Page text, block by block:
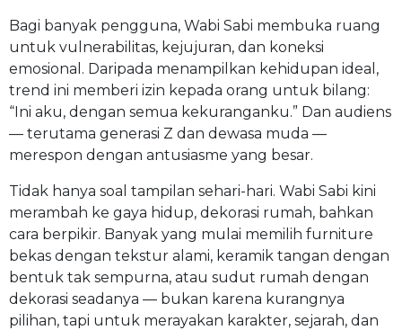
Bagi banyak pengguna, Wabi Sabi membuka ruang
untuk vulnerabilitas, kejujuran, dan koneksi
emosional. Daripada menampilkan kehidupan ideal,
trend ini memberi izin kepada orang untuk bilang:
“Ini aku, dengan semua kekuranganku.” Dan audiens
— terutama generasi Z dan dewasa muda —
merespon dengan antusiasme yang besar.
Tidak hanya soal tampilan sehari-hari. Wabi Sabi kini
merambah ke gaya hidup, dekorasi rumah, bahkan
cara berpikir. Banyak yang mulai memilih furniture
bekas dengan tekstur alami, keramik tangan dengan
bentuk tak sempurna, atau sudut rumah dengan
dekorasi seadanya — bukan karena kurangnya
pilihan, tapi untuk merayakan karakter, sejarah, dan